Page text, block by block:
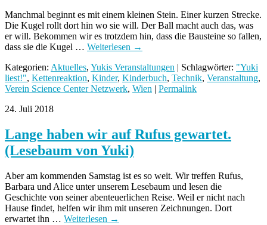
Manchmal beginnt es mit einem kleinen Stein. Einer kurzen Strecke.
Die Kugel rollt dort hin wo sie will. Der Ball macht auch das, was
er will. Bekommen wir es trotzdem hin, dass die Bausteine so fallen,
dass sie die Kugel … Weiterlesen →
Kategorien: Aktuelles, Yukis Veranstaltungen | Schlagwörter: "Yuki
liest!", Kettenreaktion, Kinder, Kinderbuch, Technik, Veranstaltung,
Verein Science Center Netzwerk, Wien | Permalink
24. Juli 2018
Lange haben wir auf Rufus gewartet.
(Lesebaum von Yuki)
Aber am kommenden Samstag ist es so weit. Wir treffen Rufus,
Barbara und Alice unter unserem Lesebaum und lesen die
Geschichte von seiner abenteuerlichen Reise. Weil er nicht nach
Hause findet, helfen wir ihm mit unseren Zeichnungen. Dort
erwartet ihn … Weiterlesen →